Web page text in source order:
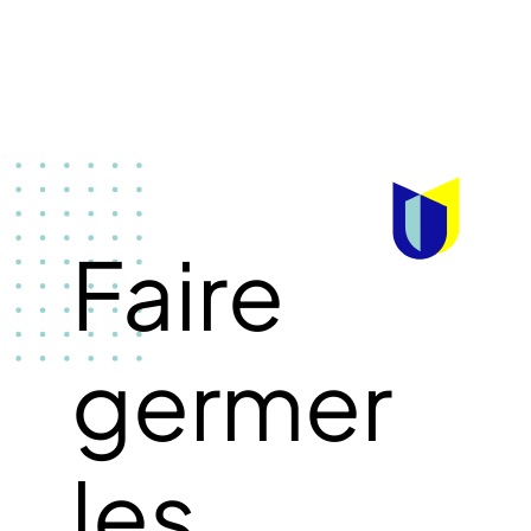
Faire
germer